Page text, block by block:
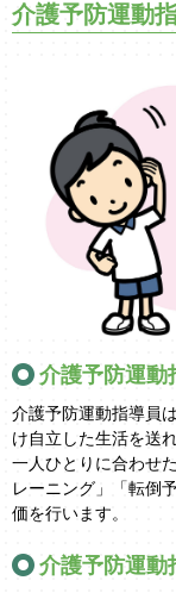
介護予防運動
介護予防運動
介護予防運動指導員
け自立した生活を送
一人ひとりに合わせ
レーニング」「転倒
価を行います。
介護予防運動